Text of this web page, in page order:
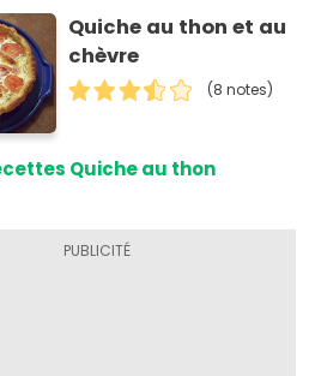
Quiche au thon et au
chèvre
(8 notes)
Quiche au thon